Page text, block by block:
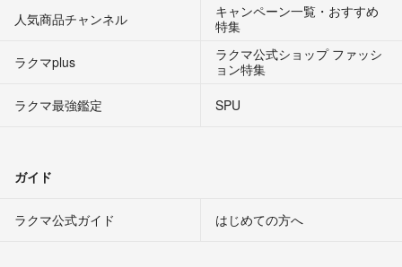
人気商品チャンネル
キャンペーン一覧・おすすめ
特集
ラクマplus
ラクマ公式ショップ ファッシ
ョン特集
ラクマ最強鑑定
SPU
ガイド
ラクマ公式ガイド はじめての方へ